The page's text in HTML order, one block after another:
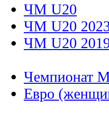
ЧМ U20
ЧМ U20
ЧМ U20
Чемпионат
Евро